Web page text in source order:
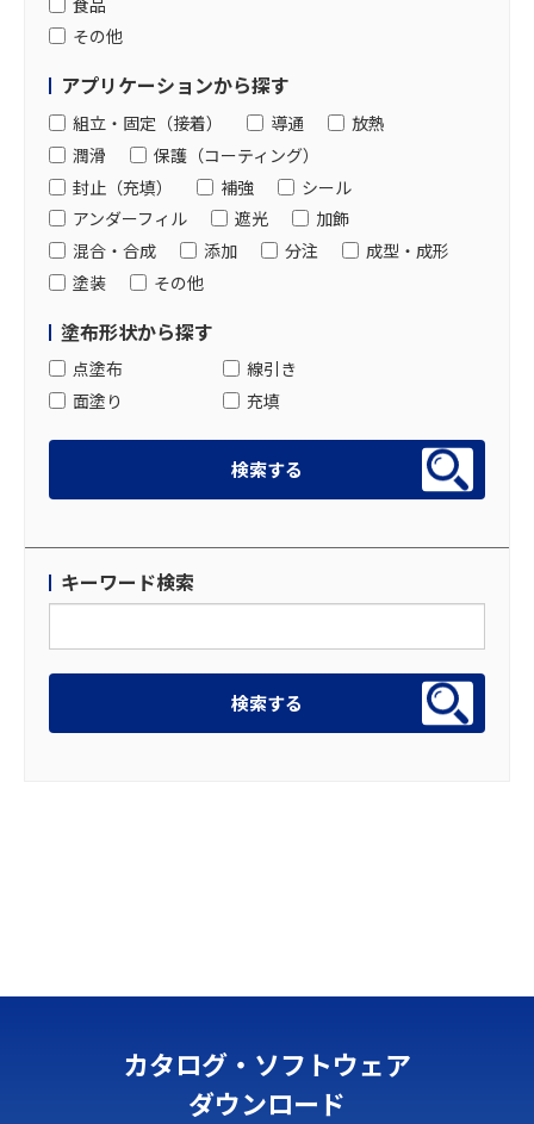
その他
アプリケーションから探す
組立・固定（接着） 導通
放熱
潤滑
保護（コーティング）
封止（充填）
補強
シール
アンダーフィル
遮光
加飾
混合・合成
添加 分注
成型・成形
塗装
その他
塗布形状から探す
点塗布
線引き
面塗り
充填
キーワード検索
カタログ・ソフトウェア
ダウンロード